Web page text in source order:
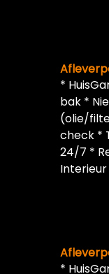
*
bak *
(olie/
check *
24/7 *
Interieur
*